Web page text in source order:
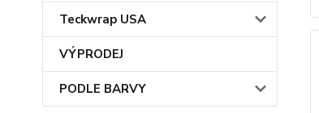
Teckwrap USA
VÝPRODEJ
PODLE BARVY